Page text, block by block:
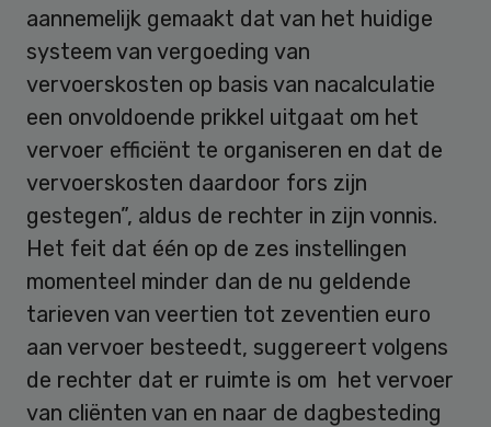
aannemelijk gemaakt dat van het huidige
systeem van vergoeding van
vervoerskosten op basis van nacalculatie
een onvoldoende prikkel uitgaat om het
vervoer efficiënt te organiseren en dat de
vervoerskosten daardoor fors zijn
gestegen”, aldus de rechter in zijn vonnis.
Het feit dat één op de zes instellingen
momenteel minder dan de nu geldende
tarieven van veertien tot zeventien euro
aan vervoer besteedt, suggereert volgens
de rechter dat er ruimte is om het vervoer
van cliënten van en naar de dagbesteding